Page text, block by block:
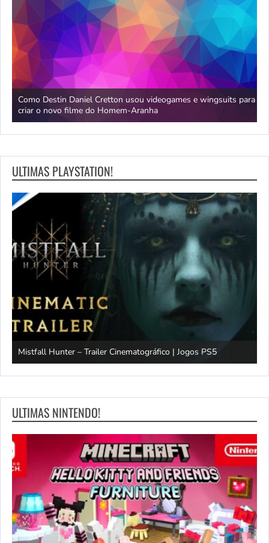
Como Destin Daniel Cretton usou videogames e wingsuits para
criar o novo filme do Homem-Aranha
ULTIMAS PLAYSTATION!
Mistfall Hunter – Trailer Cinematográfico | Jogos PS5
ULTIMAS NINTENDO!